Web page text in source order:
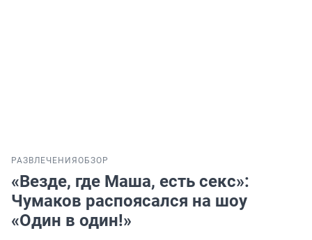
РАЗВЛЕЧЕНИЯ ОБЗОР
«Везде, где Маша, есть секс»:
Чумаков распоясался на шоу
«Один в один!»